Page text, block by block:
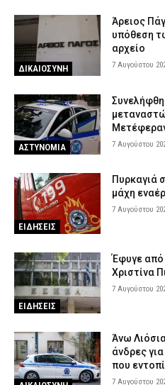
ΔΙΚΑΙΟΣΥΝΗ
Άρειος
υπόθεση
αρχείο
7 Αυγούστου
ΑΣΤΥΝΟΜΙΑ 7 Αυγούστου
ΕΙΔΗΣΕΙΣ
Πυρκαγιά
μάχη
7 Αυγούστου
ΕΙΔΗΣΕΙΣ
Έφυγε από
Χριστίνα
7 Αυγούστου
Άνω
άνδρες
που
7 Αυγούστου